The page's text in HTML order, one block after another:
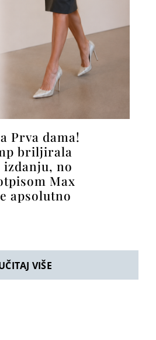
Prva dama!
briljirala
no
Max
apsolutno
VIŠE